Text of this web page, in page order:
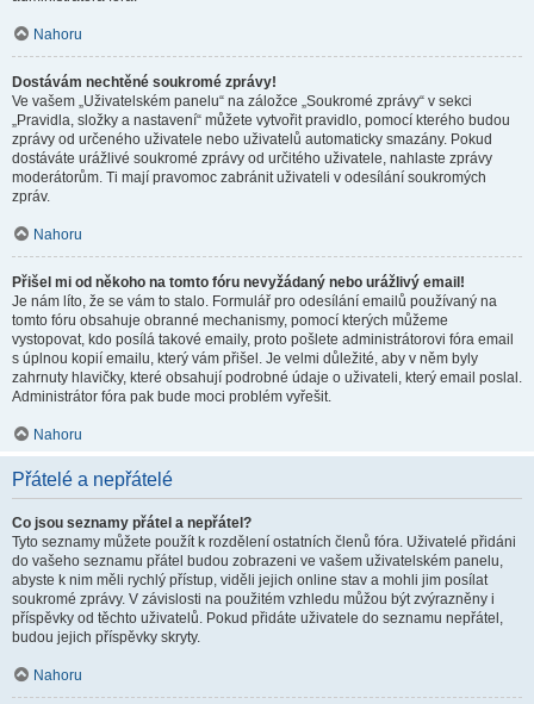
Nahoru
Dostávám nechtěné soukromé zprávy!
Ve vašem „Uživatelském panelu“ na záložce „Soukromé zprávy“ v sekci
„Pravidla, složky a nastavení“ můžete vytvořit pravidlo, pomocí kterého budou
zprávy od určeného uživatele nebo uživatelů automaticky smazány. Pokud
dostáváte urážlivé soukromé zprávy od určitého uživatele, nahlaste zprávy
moderátorům. Ti mají pravomoc zabránit uživateli v odesílání soukromých
zpráv.
Nahoru
Přišel mi od někoho na tomto fóru nevyžádaný nebo urážlivý email!
Je nám líto, že se vám to stalo. Formulář pro odesílání emailů používaný na
tomto fóru obsahuje obranné mechanismy, pomocí kterých můžeme
vystopovat, kdo posílá takové emaily, proto pošlete administrátorovi fóra email
s úplnou kopií emailu, který vám přišel. Je velmi důležité, aby v něm byly
zahrnuty hlavičky, které obsahují podrobné údaje o uživateli, který email poslal.
Administrátor fóra pak bude moci problém vyřešit.
Nahoru
Přátelé a nepřátelé
Co jsou seznamy přátel a nepřátel?
Tyto seznamy můžete použít k rozdělení ostatních členů fóra. Uživatelé přidáni
do vašeho seznamu přátel budou zobrazeni ve vašem uživatelském panelu,
abyste k nim měli rychlý přístup, viděli jejich online stav a mohli jim posílat
soukromé zprávy. V závislosti na použitém vzhledu můžou být zvýrazněny i
příspěvky od těchto uživatelů. Pokud přidáte uživatele do seznamu nepřátel,
budou jejich příspěvky skryty.
Nahoru